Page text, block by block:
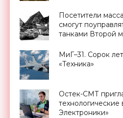
Посетители
смогут
танками Второй
МиГ–31. Сорок
«Техника»
Остек-СМТ
Электроники»